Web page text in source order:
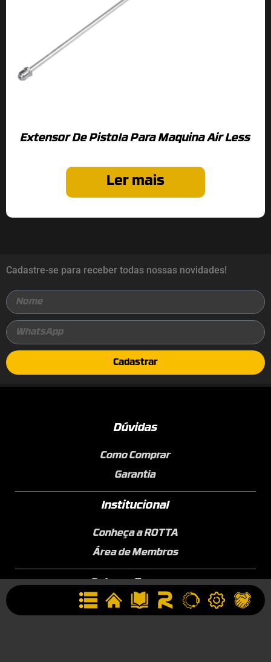
Extensor De Pistola Para Maquina Air Less
Ler mais
Cadastre-se para receber todas nossas novidades!
Cadastrar
Dúvidas
Como Comprar
Garantia
Institucional
Conheça a ROTTA
Área de Membros
Sobre a Empresa
Seja uma Assistência Técnica